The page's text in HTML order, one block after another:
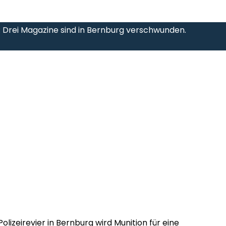
Magazine sind in Bernburg verschwunden.
in Bernburg wird Munition für eine